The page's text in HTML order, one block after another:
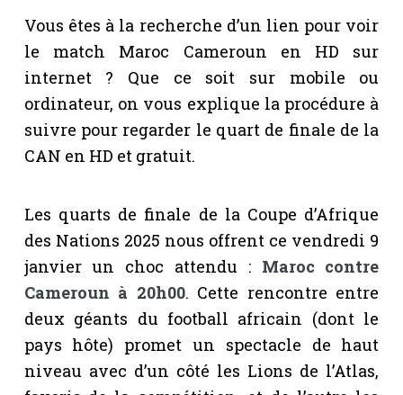
Vous êtes à la recherche d’un lien pour voir
le match Maroc Cameroun en HD sur
internet ? Que ce soit sur mobile ou
ordinateur, on vous explique la procédure à
suivre pour regarder le quart de finale de la
CAN en HD et gratuit.
Les quarts de finale de la Coupe d’Afrique
des Nations 2025 nous offrent ce vendredi 9
janvier un choc attendu : Maroc contre
Cameroun à 20h00. Cette rencontre entre
deux géants du football africain (dont le
pays hôte) promet un spectacle de haut
niveau avec d’un côté les Lions de l’Atlas,